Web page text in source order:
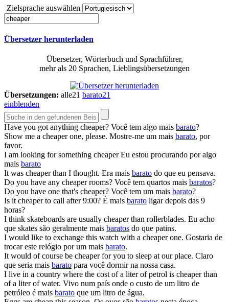
Zielsprache auswählen
Übersetzer herunterladen
Übersetzer, Wörterbuch und Sprachführer,
mehr als 20 Sprachen, Lieblingsübersetzungen
Übersetzungen: alle21 barato21
einblenden
Have you got anything cheaper? Você tem algo mais barato?
Show me a cheaperone, please. Mostre-me um mais barato, por
favor.
I am looking for something cheaper Eu estou procurando por algo
mais barato
It was cheaperthan I thought. Era mais barato do que eu pensava.
Do you have any cheaperrooms? Você tem quartos mais baratos?
Do you have one that's cheaper? Você tem um mais barato?
Is itcheaperto call after 9:00? É mais barato ligar depois das 9
horas?
I think skateboards are usually cheaperthan rollerblades. Eu acho
que skates são geralmente mais baratos do que patins.
I would like to exchange this watch with a cheaperone. Gostaria de
trocar este relógio por um mais barato.
It would of course be cheaperfor you to sleep at our place. Claro
que seria mais barato para você dormir na nossa casa.
I live in a country where the cost of a liter of petrol is cheaperthan
of a liter of water. Vivo num país onde o custo de um litro de
petróleo é mais barato que um litro de água.